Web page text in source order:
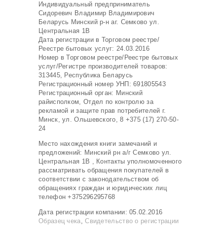
Индивидуальный предприниматель
Сидоревич Владимир Владимирович
Беларусь Минский р-н аг. Семково ул.
Центральная 1В
Дата регистрации в Торговом реестре/
Реестре бытовых услуг: 24.03.2016
Номер в Торговом реестре/Реестре бытовых
услуг/Регистре производителей товаров:
313445, Республика Беларусь
Регистрационный номер УНП: 691805543
Регистрационный орган: Минский
райисполком, Отдел по контролю за
рекламой и защите прав потребителей г.
Минск, ул. Ольшевского, 8 +375 (17) 270-50-
24
Место нахождения книги замечаний и
предложений: Минский рн а/г Семково ул.
Центральная 1В , Контакты уполномоченного
рассматривать обращения покупателей в
соответствии с законодательством об
обращениях граждан и юридических лиц
телефон +375296295768
Дата регистрации компании: 05.02.2016
Образец чека,Свидетельство о регистрации